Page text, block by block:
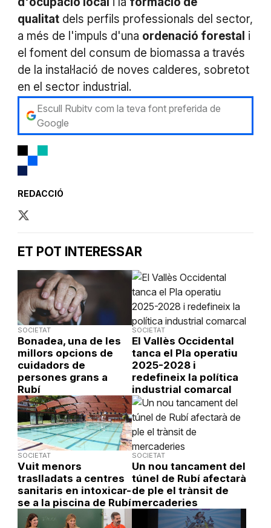
qualitatdels perfils professionals del sector,
a més de l'impuls d'una ordenació forestal i
el foment del consum de biomassa a través
de la instal·lació de noves calderes, sobretot
en el sector industrial.
Escull Rubitv com la teva font preferida de
Google
REDACCIÓ
ET POT INTERESSAR
SOCIETAT
Bonadea, una de les
millors opcions de
cuidadors de
persones grans a
Rubí
SOCIETAT
El Vallès Occidental
tanca el Pla operatiu
2025-2028 i
redefineix la política
industrial comarcal
SOCIETAT
Vuit menors
traslladats a centres
sanitaris en intoxicar-
se a la piscina de Rubí
SOCIETAT
Un nou tancament del
túnel de Rubí afectarà
de ple el trànsit de
mercaderies